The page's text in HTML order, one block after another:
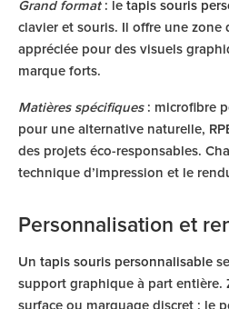
Grand format: le tapis souris
clavier et souris. Il offre une zone
appréciée pour des visuels
marque forts.
Matières spécifiques: microfibre
pour une alternative naturelle,
des projets éco-responsables.
technique d’impression et le
Personnalisation et
Un tapis souris personnalisable
support graphique à part entière.
surface ou marquage discret : le